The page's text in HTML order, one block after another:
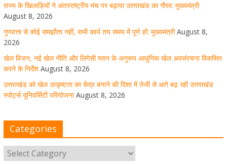
उत्तराखंड को खेल उत्कृष्टता का केंद्र बनाने की दिशा में तेजी से आगे
बढ़ रही उत्तराखंड स्पोर्ट्स यूनिवर्सिटी परियोजना
August 8, 2026 1 Comment
मुख्य सचिव ने कहा- कौशल विकास से संबंधित सभी विभाग एक
राज्य के खिलाड़ियों ने अंतरराष्ट्रीय मंच पर बढ़ाया उत्तराखंड का गौरव: मुख्यमंत्री
August 8, 2026
गुणवत्ता से कोई समझौता नहीं, सभी कार्य तय समय में पूर्ण हों: मुख्यमंत्री August 8,
2026
खेल विजन, नई खेल नीति और लिगेसी प्लान के अनुरूप आधुनिक खेल अवसंरचना विकसित
करने के निर्देश August 8, 2026
उत्तराखंड को खेल उत्कृष्टता का केंद्र बनाने की दिशा में तेजी से आगे बढ़ रही उत्तराखंड
स्पोर्ट्स यूनिवर्सिटी परियोजना August 8, 2026
Categories